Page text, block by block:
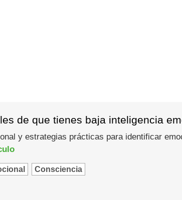
de que tienes baja inteligencia
y estrategias prácticas para identificar
Consciencia